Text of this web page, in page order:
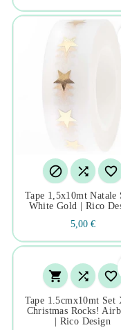
  
Tape 1,5x10mt Natale
White Gold | Rico
5,00 €
  
Tape 1.5cmx10mt Set
Christmas Rocks!
| Rico Design